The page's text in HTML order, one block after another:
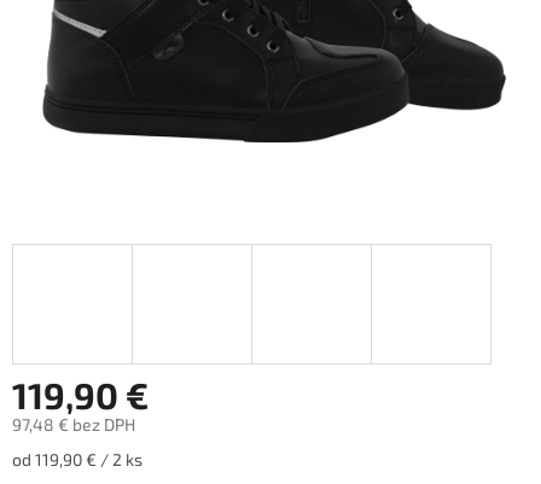
119,90 €
97,48 € bez DPH
Jednotková
od 119,90 € / 2 ks